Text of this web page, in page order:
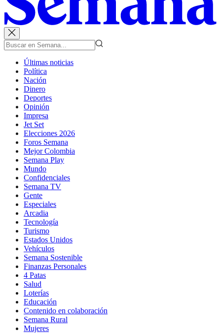
Últimas noticias
Política
Nación
Dinero
Deportes
Opinión
Impresa
Jet Set
Elecciones 2026
Foros Semana
Mejor Colombia
Semana Play
Mundo
Confidenciales
Semana TV
Gente
Especiales
Arcadia
Tecnología
Turismo
Estados Unidos
Vehículos
Semana Sostenible
Finanzas Personales
4 Patas
Salud
Loterías
Educación
Contenido en colaboración
Semana Rural
Mujeres